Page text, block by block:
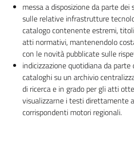
messa a disposizione da parte
sulle relative infrastrutture
catalogo contenente estremi,
atti normativi, mantenendolo
con le novità pubblicate sulle
indicizzazione quotidiana da
cataloghi su un archivio
di ricerca e in grado per gli atti
visualizzarne i testi direttamente
corrispondenti motori regionali.